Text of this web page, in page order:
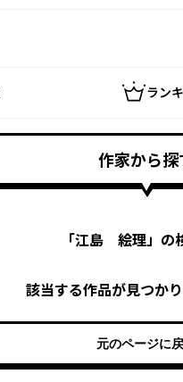
ラン
作家から探
「江島 絵理」の
該当する作品が見つか
元のページに